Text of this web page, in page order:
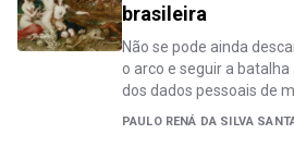
brasileira
Não se pode ainda
o arco e seguir a
dos dados pessoais de
PAULO RENÁ DA SILVA